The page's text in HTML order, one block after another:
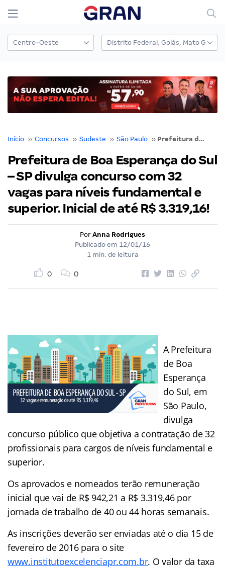
Início ›› Concursos ›› Sudeste ›› São Paulo ›› Prefeitura de Boa Esperança do Sul – SP divulga concurso com 32 vagas para níveis fundamental e superior. Inicial de até R$ 3.319,16!
Prefeitura de Boa Esperança do Sul
– SP divulga concurso com 32
vagas para níveis fundamental e
superior. Inicial de até R$ 3.319,16!
Por Anna Rodrigues
Publicado em 12/01/16
1 min. de leitura
0 0
A Prefeitura
de Boa
Esperança
do Sul, em
São Paulo,
divulga
concurso público que objetiva a contratação de 32
profissionais para cargos de níveis fundamental e
superior.
Os aprovados e nomeados terão remuneração
inicial que vai de R$ 942,21 a R$ 3.319,46 por
jornada de trabalho de 40 ou 44 horas semanais.
As inscrições deverão ser enviadas até o dia 15 de
fevereiro de 2016 para o site
www.institutoexcelenciapr.com.br. O valor da taxa